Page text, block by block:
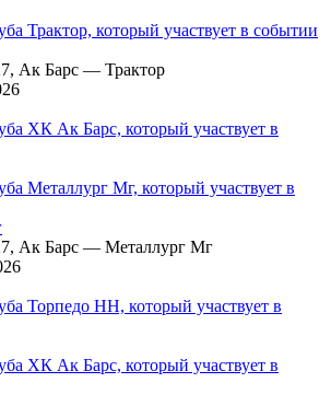
Ак Барс — Трактор
Ак Барс — Металлург Мг